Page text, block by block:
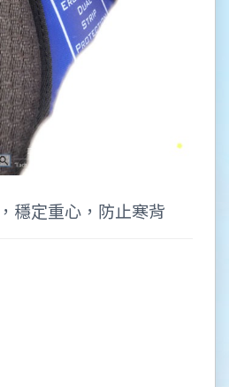
穩定重心，防止寒背